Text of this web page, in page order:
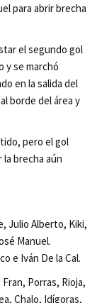
para abrir brecha
el segundo gol
y se marchó
en la salida del
borde del área y
pero el gol
la brecha aún
Julio Alberto, Kiki,
Manuel.
e Iván De la Cal.
Porras, Rioja,
Chalo, Idígoras,